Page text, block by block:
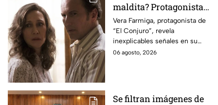
maldita? Protagonista
revela INQUIETANTES
señales en su cuerpo
durante la grabación de
la película
Vera Farmiga, protagonista de
“El Conjuro”, revela
inexplicables señales en su
cuerpo durante el rodaje de la
06 agosto, 2026
Se filtran imágenes de